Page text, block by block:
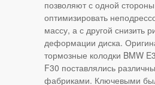
позволяют с одной стороны
оптимизировать
массу, а с другой снизить
деформации диска.
тормозные колодки BMW
F30 поставлялись
фабриками. Ключевыми